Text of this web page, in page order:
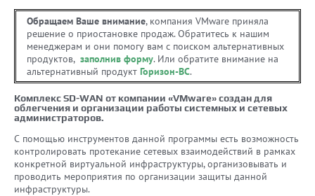
Обращаем Ваше внимание, компания VMware приняла
решение о приостановке продаж. Обратитесь к нашим
менеджерам и они помогу вам с поиском альтернативных
продуктов, заполнив форму. Или обратите внимание на
альтернативный продукт Горизон-ВС.
Комплекс SD-WAN от компании «VMware» создан для
облегчения и организации работы системных и сетевых
администраторов.
С помощью инструментов данной программы есть возможность
контролировать протекание сетевых взаимодействий в рамках
конкретной виртуальной инфраструктуры, организовывать и
проводить мероприятия по организации защиты данной
инфраструктуры.